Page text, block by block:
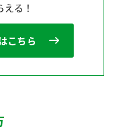
る！
こちら